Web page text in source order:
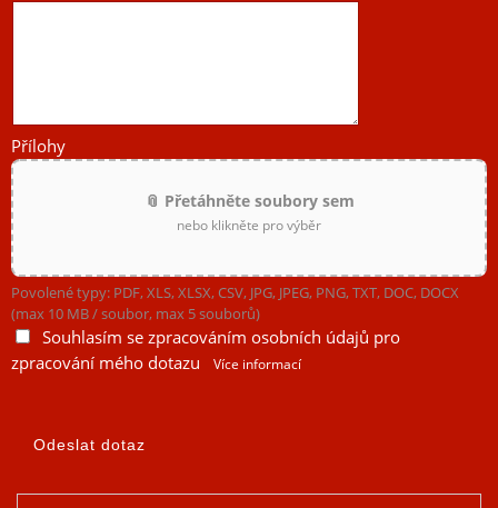
Přílohy
📎 Přetáhněte soubory sem
nebo klikněte pro výběr
Povolené typy: PDF, XLS, XLSX, CSV, JPG, JPEG, PNG, TXT, DOC, DOCX
(max 10 MB / soubor, max 5 souborů)
Souhlasím se zpracováním osobních údajů pro
zpracování mého dotazu
Více informací